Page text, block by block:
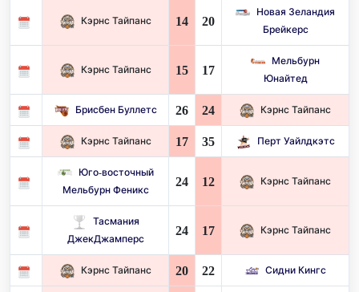
Кэрнс Тайпанс 14 20
Новая Зеландия
Брейкерс
Кэрнс Тайпанс 15 17
Мельбурн
Юнайтед
Брисбен Буллетс 26 24 Кэрнс Тайпанс
Кэрнс Тайпанс 17 35 Перт Уайлдкэтс
Юго-восточный
Мельбурн Феникс
24 12 Кэрнс Тайпанс
Тасмания
ДжекДжамперс
24 17 Кэрнс Тайпанс
Кэрнс Тайпанс 20 22 Сидни Кингс